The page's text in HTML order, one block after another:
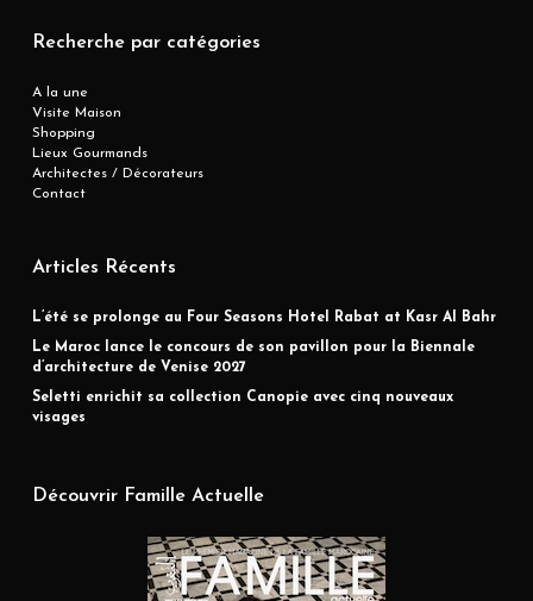
Recherche par catégories
A la une
Visite Maison
Shopping
Lieux Gourmands
Architectes / Décorateurs
Contact
Articles Récents
L’été se prolonge au Four Seasons Hotel Rabat at Kasr Al Bahr
Le Maroc lance le concours de son pavillon pour la Biennale
d’architecture de Venise 2027
Seletti enrichit sa collection Canopie avec cinq nouveaux
visages
Découvrir Famille Actuelle